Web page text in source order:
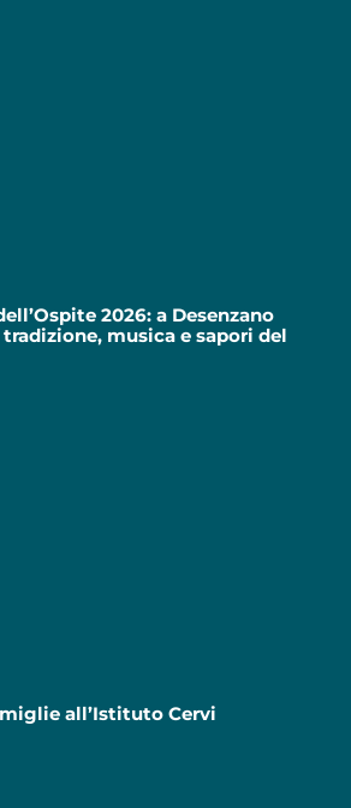
2026: a Desenzano
musica e sapori del
all’Istituto Cervi